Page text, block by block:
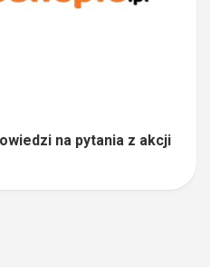
na pytania z akcji